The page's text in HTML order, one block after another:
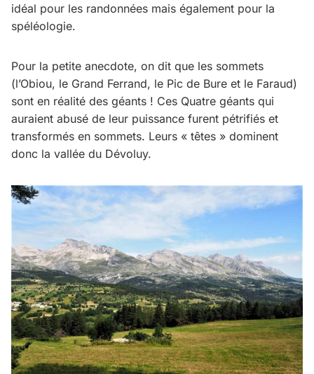
idéal pour les randonnées mais également pour la
spéléologie.
Pour la petite anecdote, on dit que les sommets
(l’Obiou, le Grand Ferrand, le Pic de Bure et le Faraud)
sont en réalité des géants ! Ces Quatre géants qui
auraient abusé de leur puissance furent pétrifiés et
transformés en sommets. Leurs « têtes » dominent
donc la vallée du Dévoluy.